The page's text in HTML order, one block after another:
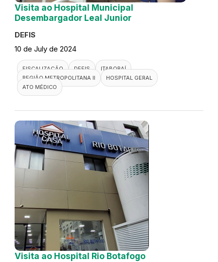
Visita ao Hospital Municipal
Desembargador Leal Junior
DEFIS
10 de July de 2024
FISCALIZAÇÃO DEFIS
ITABORAÍ
REGIÃO METROPOLITANA II
HOSPITAL GERAL
ATO MÉDICO
Visita ao Hospital Rio Botafogo